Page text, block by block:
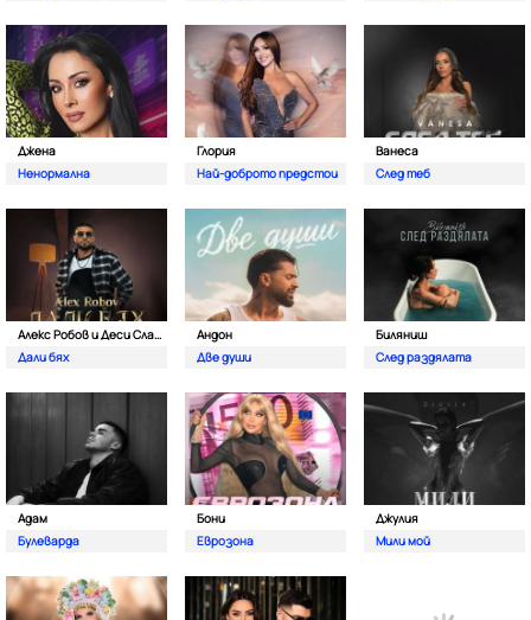
Джена
Ненормална
Глория
Най-доброто предстои
Ванеса
След теб
Алекс Робов и Деси Слава
Дали бях
Андон
Две души
Биляниш
След раздялата
Адам
Булеварда
Бони
Еврозона
Джулия
Мили мой